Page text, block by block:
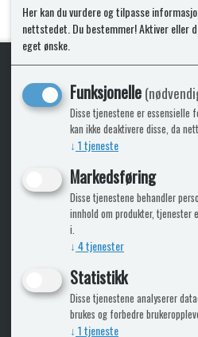
KLikk
ICARAVANGRUPPEN
Trumadeler.no
Fritidsvarehuset.no
Her kan du vurdere og tilpasse
nettstedet. Du bestemmer! Aktiver eller
eget ønske.
Funksjonelle
Disse tjenestene er essensielle
kan ikke deaktivere disse, da
↓ 1tjeneste
Markedsføring
Disse tjenestene behandler
innhold om produkter, tjenester
i.
↓ 4tjenester
Statistikk
Disse tjenestene analyserer
brukes og forbedre
↓ 1tjeneste